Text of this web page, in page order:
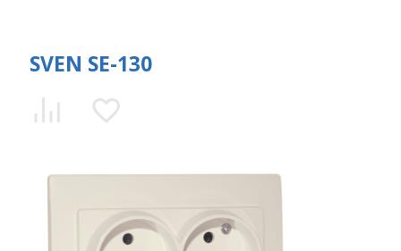
SVEN SE-130